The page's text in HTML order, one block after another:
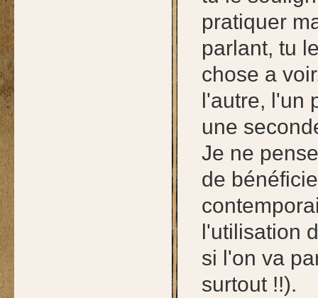
pratiquer
parlant, tu
chose a
l'autre, l'un
une
Je ne
de
l'utilisation
si l'on va
surtout !!).